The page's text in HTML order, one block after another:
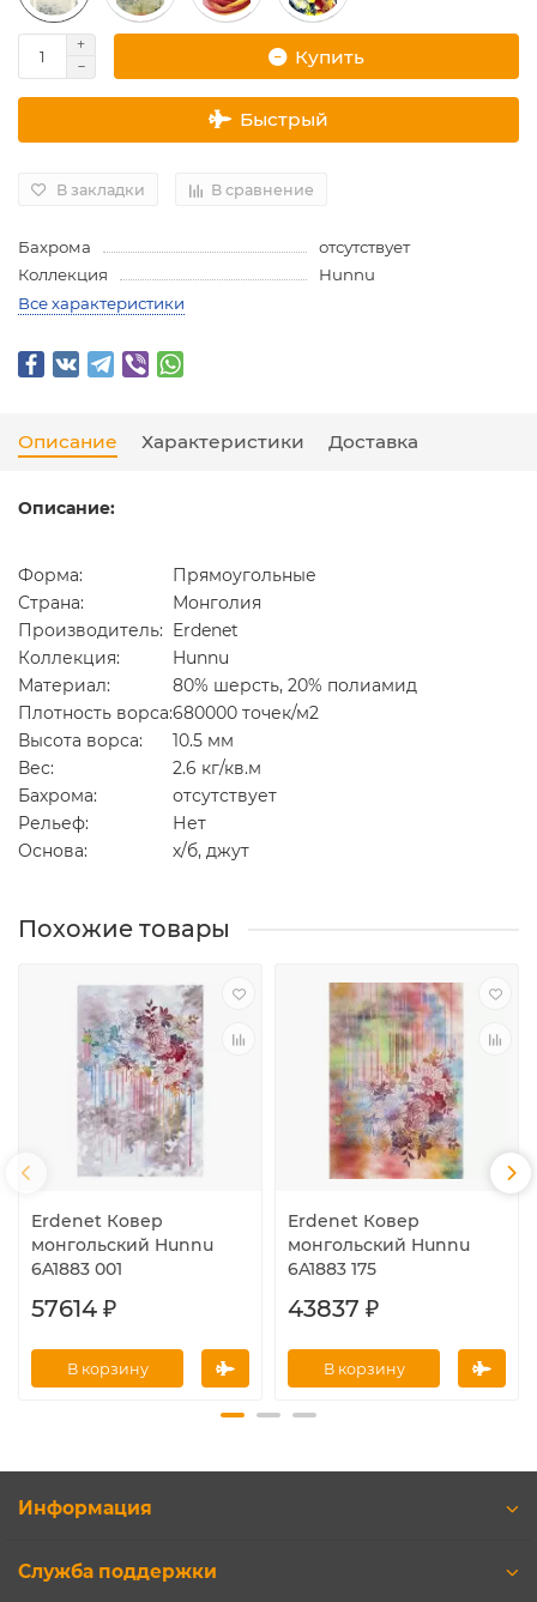
Купить
Быстрый
В закладки В сравнение
Бахрома
отсутствует
Коллекция
Hunnu
Все характеристики
Описание Характеристики Доставка
Описание:
Форма:
Прямоугольные
Страна:
Монголия
Производитель:
Erdenet
Коллекция:
Hunnu
Материал:
80% шерсть, 20% полиамид
Плотность ворса:680000 точек/м2
Высота ворса:
10.5 мм
Вес:
2.6 кг/кв.м
Бахрома:
отсутствует
Рельеф:
Нет
Основа:
х/б, джут
Похожие товары
Erdenet Ковер
монгольский Hunnu
6A1883 001
57614 ₽
В корзину
Erdenet Ковер
монгольский Hunnu
6A1883 175
43837 ₽
В корзину
Информация
Служба поддержки